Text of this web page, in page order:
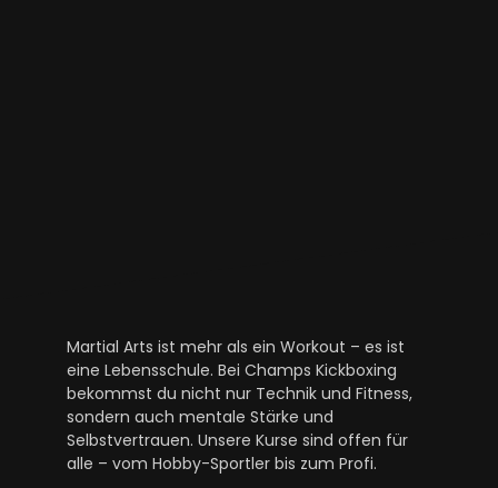
Martial Arts ist mehr als ein Workout – es ist
eine Lebensschule. Bei Champs Kickboxing
bekommst du nicht nur Technik und Fitness,
sondern auch mentale Stärke und
Selbstvertrauen. Unsere Kurse sind offen für
alle – vom Hobby-Sportler bis zum Profi.